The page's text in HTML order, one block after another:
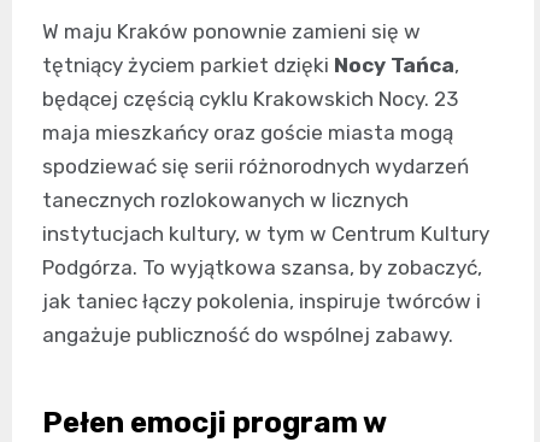
W maju Kraków ponownie zamieni się w
tętniący życiem parkiet dzięki Nocy Tańca,
będącej częścią cyklu Krakowskich Nocy. 23
maja mieszkańcy oraz goście miasta mogą
spodziewać się serii różnorodnych wydarzeń
tanecznych rozlokowanych w licznych
instytucjach kultury, w tym w Centrum Kultury
Podgórza. To wyjątkowa szansa, by zobaczyć,
jak taniec łączy pokolenia, inspiruje twórców i
angażuje publiczność do wspólnej zabawy.
Pełen emocji program w